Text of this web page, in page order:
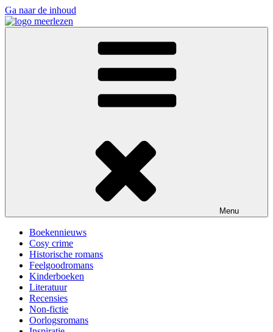
Ga naar de inhoud
Dé pagina voor iedereen die van lezen houdt: met boekennieuws,
weetjes over lezen en natuurlijk allerlei genres uitgelicht.
Menu
Boekennieuws
Cosy crime
Historische romans
Feelgoodromans
Kinderboeken
Literatuur
Recensies
Non-fictie
Oorlogsromans